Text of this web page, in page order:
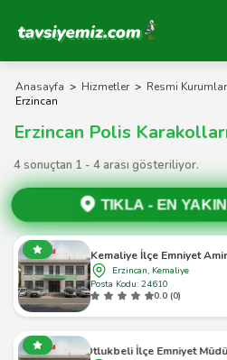
Tavsiyemiz Anasayfa
Anasayfa > Hizmetler > Resmi Kurumlar
Erzincan
Erzincan Polis
4 sonuçtan 1 - 4 arası gösteriliyor.
TIKLA - EN
Kemaliye İlçe Emniyet
Erzincan, Kemaliye
Posta Kodu: 24610
0.0 (0)
Otlukbeli İlçe Emniyet